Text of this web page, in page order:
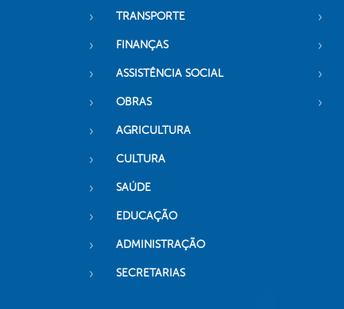
TRANSPORTE
FINANÇAS
ASSISTÊNCIA SOCIAL
OBRAS
AGRICULTURA
CULTURA
SAÚDE
EDUCAÇÃO
ADMINISTRAÇÃO
SECRETARIAS